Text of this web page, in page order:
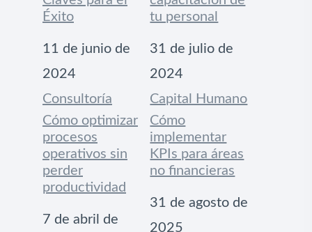
Éxito
Fecha
11 de junio de
2024
Respecto a
Consultoría
tu personal
Fecha
31 de julio de
2024
Respecto a
Capital Humano
Cómo optimizar
procesos
operativos sin
perder
productividad
Fecha
7 de abril de
Cómo
implementar
KPIs para áreas
no financieras
Fecha
31 de agosto de
2025